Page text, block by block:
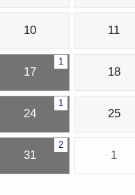
10 11
1
17 18
1
24 25
2
31 1